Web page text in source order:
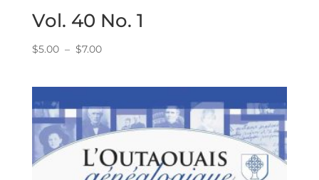
Vol. 40 No. 1
$5.00 – $7.00Plage
à
$7.00